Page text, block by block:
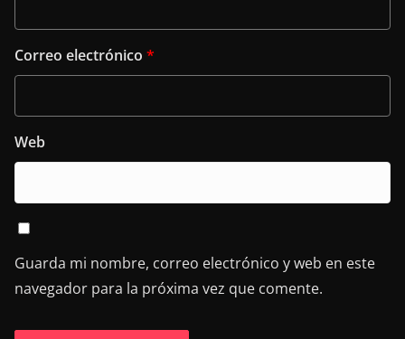
Correo electrónico *
Web
Guarda mi nombre, correo electrónico y web en este
navegador para la próxima vez que comente.